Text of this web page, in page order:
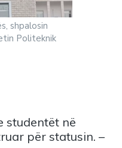
shpalosin
Politeknik
studentët në
për statusin. –